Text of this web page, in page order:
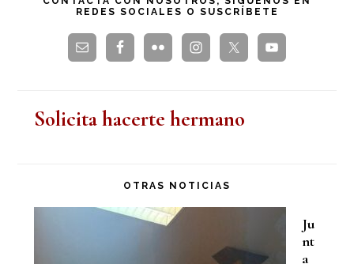
REDES SOCIALES O SUSCRÍBETE
Solicita hacerte hermano
OTRAS NOTICIAS
Ju
nt
a